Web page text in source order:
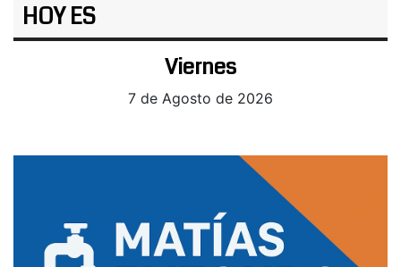
HOY ES
Viernes
7 de Agosto de 2026